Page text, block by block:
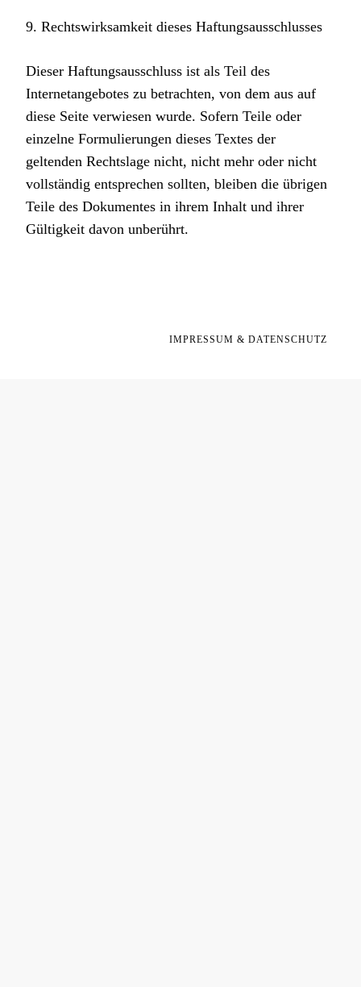
9. Rechtswirksamkeit dieses Haftungsausschlusses
Dieser Haftungsausschluss ist als Teil des
Internetangebotes zu betrachten, von dem aus auf
diese Seite verwiesen wurde. Sofern Teile oder
einzelne Formulierungen dieses Textes der
geltenden Rechtslage nicht, nicht mehr oder nicht
vollständig entsprechen sollten, bleiben die übrigen
Teile des Dokumentes in ihrem Inhalt und ihrer
Gültigkeit davon unberührt.
IMPRESSUM & DATENSCHUTZ